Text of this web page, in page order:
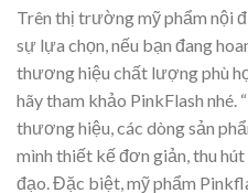
Trên thị trường mỹ phẩm nội
sự lựa chọn, nếu bạn đang
thương hiệu chất lượng phù
hãy tham khảo PinkFlash nhé.
thương hiệu, các dòng sản
mình thiết kế đơn giản, thu
đạo. Đặc biệt, mỹ phẩm